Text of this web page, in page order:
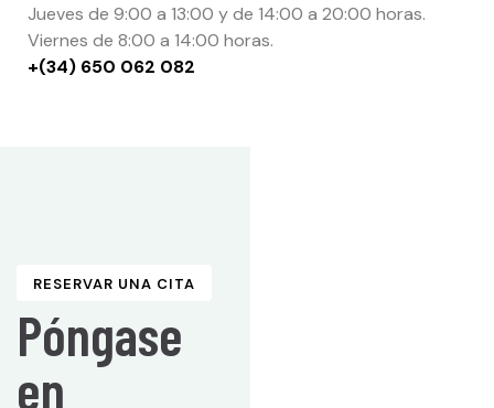
Jueves de 9:00 a 13:00 y de 14:00 a 20:00 horas.
Viernes de 8:00 a 14:00 horas.
+(34) 650 062 082
RESERVAR UNA CITA
Póngase
en